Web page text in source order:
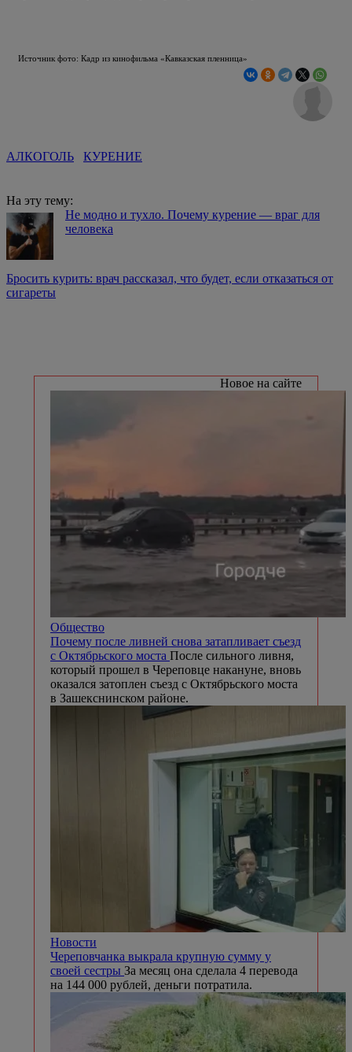
Источник фото: Кадр из кинофильма «Кавказская пленница»
АЛКОГОЛЬ КУРЕНИЕ
На эту тему:
Не модно и тухло. Почему курение — враг для
человека
Бросить курить: врач рассказал, что будет, если отказаться от
сигареты
Новое на сайте
Общество
Почему после ливней снова затапливает съезд
с Октябрьского моста После сильного ливня,
который прошел в Череповце накануне, вновь
оказался затоплен съезд с Октябрьского моста
в Зашекснинском районе.
Новости
Череповчанка выкрала крупную сумму у
своей сестры За месяц она сделала 4 перевода
на 144 000 рублей, деньги потратила.